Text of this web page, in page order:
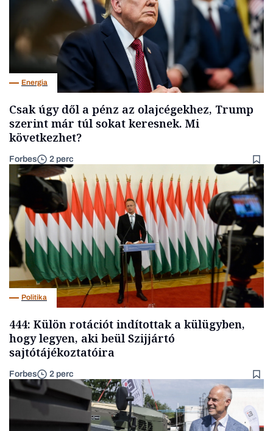
Energia
Csak úgy dől a pénz az olajcégekhez, Trump
szerint már túl sokat keresnek. Mi
következhet?
Forbes 2 perc
Politika
444: Külön rotációt indítottak a külügyben,
hogy legyen, aki beül Szijjártó
sajtótájékoztatóira
Forbes 2 perc